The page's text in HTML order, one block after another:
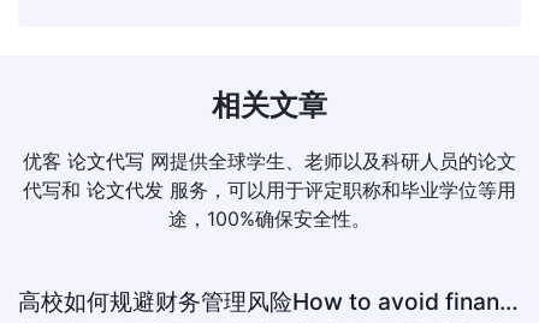
相关文章
优客 论文代写 网提供全球学生、老师以及科研人员的论文
代写和 论文代发 服务，可以用于评定职称和毕业学位等用
途，100%确保安全性。
高校如何规避财务管理风险How to avoid financial risk management colleges